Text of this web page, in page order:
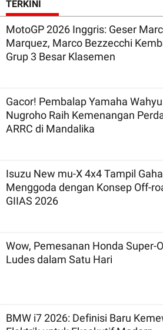
TERKINI
MotoGP 2026 Inggris: Geser Marc
Marquez, Marco Bezzecchi
Grup 3 Besar Klasemen
Gacor! Pembalap Yamaha Wahyu
Nugroho Raih Kemenangan
ARRC di Mandalika
Isuzu New mu-X 4x4 Tampil
Menggoda dengan Konsep Off-
GIIAS 2026
Wow, Pemesanan Honda Super-
Ludes dalam Satu Hari
BMW i7 2026: Definisi Baru